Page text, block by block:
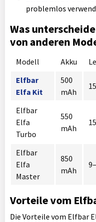
problemlos
Was
von anderen
Modell Akku
Elfbar
Elfa Kit
500
mAh
Elfbar
Elfa
Turbo
550
mAh
Elfbar
Elfa
Master
850
mAh
Vorteile vom
Die Vorteile vom Elfbar